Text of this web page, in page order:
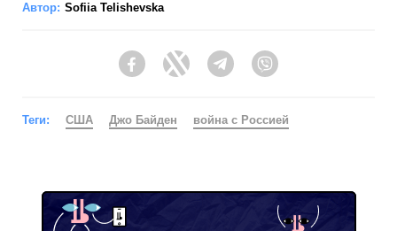
Автор: Sofiia Telishevska
FacebookTwitter Telegram
Теги: США Джо Байден война с Россией